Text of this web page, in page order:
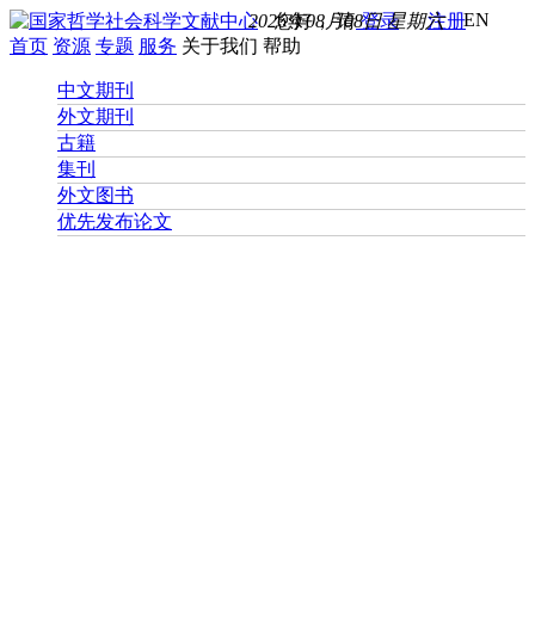
您好， 请登录 注册EN
2026年08月08日 星期六
首页 资源 专题 服务 关于我们 帮助
中文期刊
外文期刊
古籍
集刊
外文图书
优先发布论文